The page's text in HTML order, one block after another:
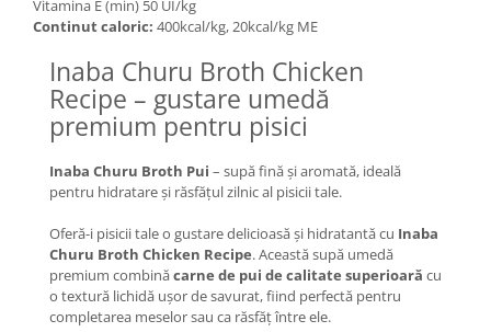
Hrana Rozatoare
Hrana reptile
Igiena reptile
Decoruri terarii
Incalzitoare si pompe terarii
Solutii iluminat terarii
Lampi terarii
Suplimente vitamino minerale
reptile
Accesorii diverse terarii
Vitamina E (min) 50 UI/kg
Continut caloric: 400kcal/kg, 20kcal/kg ME
Inaba Churu Broth Chicken
Recipe – gustare umedă
premium pentru pisici
Inaba Churu Broth Pui – supă fină și aromată, ideală
pentru hidratare și răsfățul zilnic al pisicii tale.
Oferă-i pisicii tale o gustare delicioasă și hidratantă cu Inaba
Churu Broth Chicken Recipe. Această supă umedă
premium combinăcarne de pui de calitate superioară cu
o textură lichidă ușor de savurat, fiind perfectă pentru
completarea meselor sau ca răsfăț între ele.